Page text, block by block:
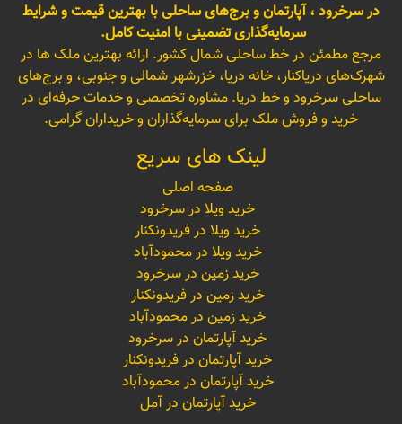
در سرخرود ، آپارتمان و برج‌های ساحلی با بهترین قیمت و شرایط
سرمایه‌گذاری تضمینی با امنیت کامل.
مرجع مطمئن در خط ساحلی شمال کشور. ارائه بهترین ملک ها در
شهرک‌های دریاکنار، خانه دریا، خزرشهر شمالی و جنوبی، و برج‌های
ساحلی سرخرود و خط دریا. مشاوره تخصصی و خدمات حرفه‌ای در
خرید و فروش ملک برای سرمایه‌گذاران و خریداران گرامی.
لینک های سریع
صفحه اصلی
خرید ویلا در سرخرود
خرید ویلا در فریدونکنار
خرید ویلا در محمودآباد
خرید زمین در سرخرود
خرید زمین در فریدونکنار
خرید زمین در محمودآباد
خرید آپارتمان در سرخرود
خرید آپارتمان در فریدونکنار
خرید آپارتمان در محمودآباد
خرید آپارتمان در آمل